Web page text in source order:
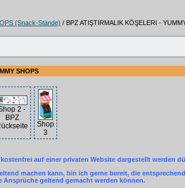
(Snack-Stände) / BPZ ATIŞTIRMALIK KÖŞELERI -
SHOPS
2 -
BPZ
Shop
3
auf einer privaten Website dargestellt werden
machen kann, bin ich gerne bereit, die
Ansprüche geltend gemacht werden können.